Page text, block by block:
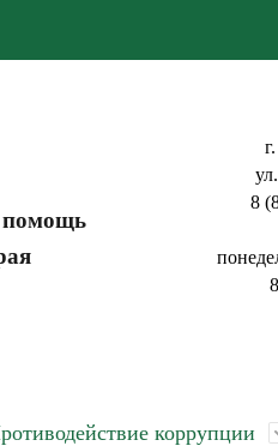
помощь
г.
ул.
8
8:30
коррупции